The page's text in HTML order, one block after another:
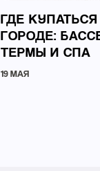
ГДЕ
ГОРОДЕ:
ТЕРМЫ И СПА
19 МАЯ